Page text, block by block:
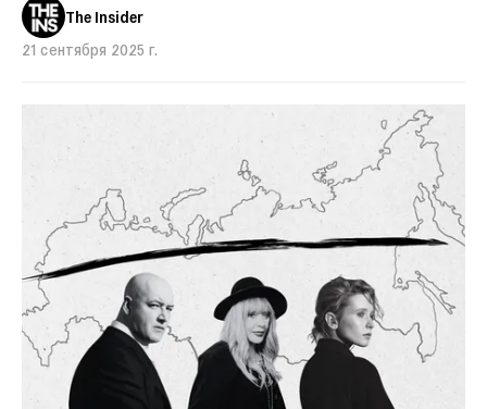
The Insider
21 сентября 2025 г.